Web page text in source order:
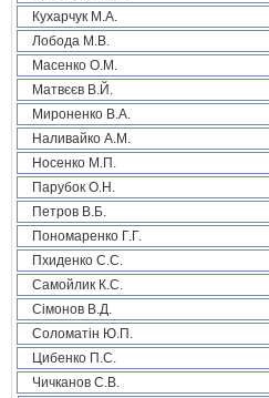
Кухарчук М.А.
Лобода М.В.
Масенко О.М.
Матвєєв В.Й.
Мироненко В.А.
Наливайко А.М.
Носенко М.П.
Парубок О.Н.
Петров В.Б.
Пономаренко Г.Г.
Пхиденко С.С.
Самойлик К.С.
Сімонов В.Д.
Соломатін Ю.П.
Цибенко П.С.
Чичканов С.В.